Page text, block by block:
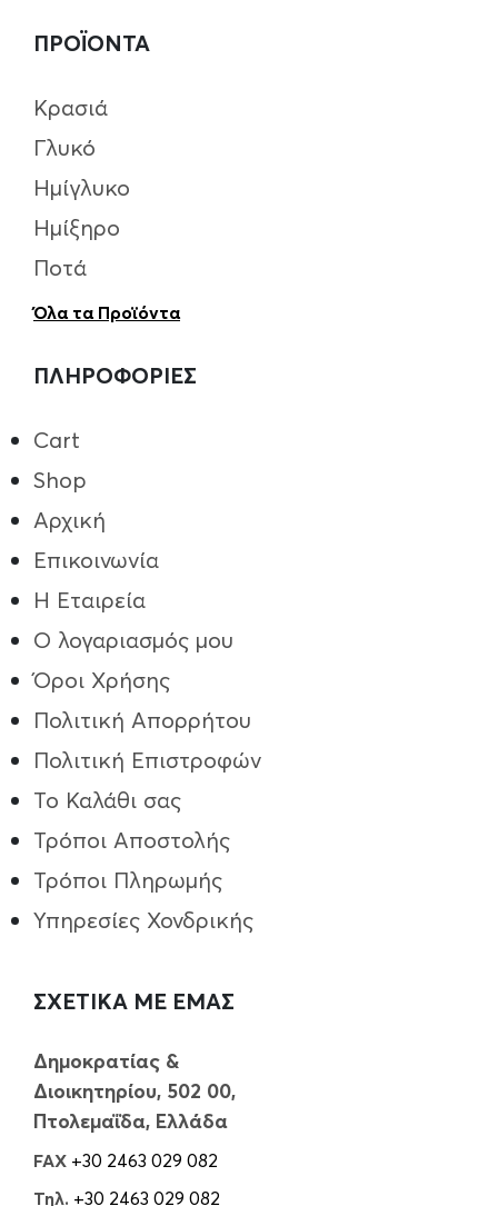
ΠΡΟΪΟΝΤΑ
Κρασιά
Γλυκό
Ημίγλυκο
Ημίξηρο
Ποτά
Όλα τα Προϊόντα
ΠΛΗΡΟΦΟΡΙΕΣ
Cart
Shop
Αρχική
Επικοινωνία
Η Εταιρεία
Ο λογαριασμός μου
Όροι Χρήσης
Πολιτική Απορρήτου
Πολιτική Επιστροφών
Το Καλάθι σας
Τρόποι Aποστολής
Τρόποι Πληρωμής
Υπηρεσίες Χονδρικής
ΣΧΕΤΙΚΑ ΜΕ ΕΜΑΣ
Δημοκρατίας &
Διοικητηρίου, 502 00,
Πτολεμαΐδα, Ελλάδα
FAX +30 2463 029 082
Τηλ. +30 2463 029 082